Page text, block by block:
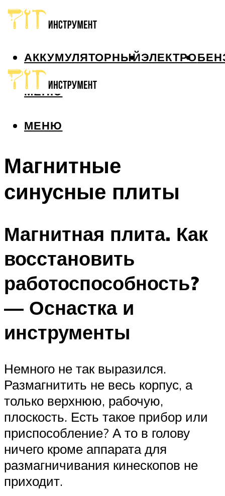
АККУМУЛЯТОРНЫЙЭЛЕКТРО
МЕНЮ
МЕНЮ
Магнитные
синусные плиты
Магнитная плита. Как
восстановить
работоспособность?
— Оснастка и
инструменты
Немного не так выразился.
Размагнитить не весь корпус, а
только верхнюю, рабочую,
плоскость. Есть такое прибор или
приспособление? А то в голову
ничего кроме аппарата для
размагничивания кинескопов не
приходит.